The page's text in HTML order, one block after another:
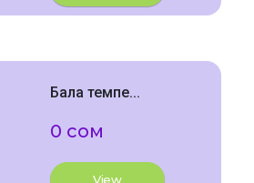
Бала темпе...
0 сом
View